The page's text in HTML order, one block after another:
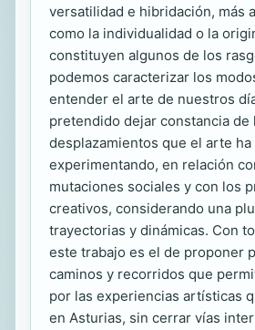
versatilidad e hibridación, más
como la individualidad o la
constituyen algunos de los
podemos caracterizar los
entender el arte de nuestros
pretendido dejar constancia de
desplazamientos que el arte ha
experimentando, en relación
mutaciones sociales y con los
creativos, considerando una
trayectorias y dinámicas. Con
este trabajo es el de proponer
caminos y recorridos que
por las experiencias artísticas
en Asturias, sin cerrar vías